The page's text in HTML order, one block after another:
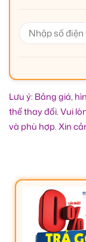
Lưu ý: Bảng giá,
thể thay đổi. Vui
và phù hợp. Xin